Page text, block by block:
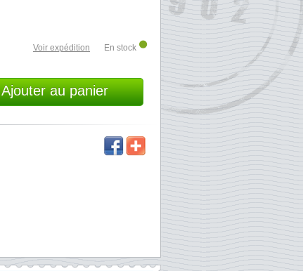
Voir expédition En stock
Ajouter au panier